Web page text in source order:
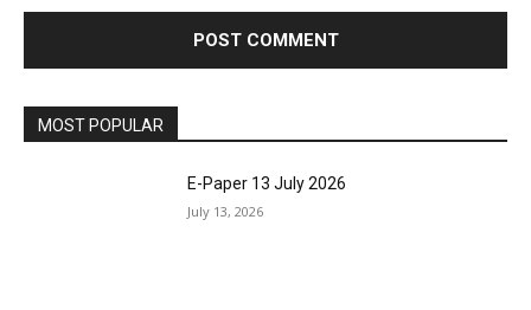
MOST POPULAR
E-Paper 13 July 2026
July 13, 2026